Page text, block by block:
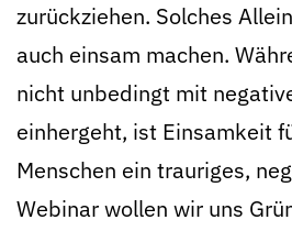
zurückziehen. Solches
auch einsam machen.
nicht unbedingt mit
einhergeht, ist Einsamkeit
Menschen ein trauriges,
Webinar wollen wir uns